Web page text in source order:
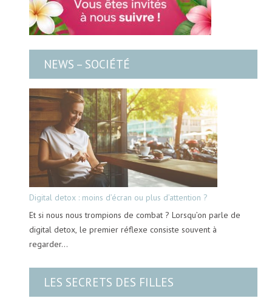
NEWS – SOCIÉTÉ
Digital detox : moins d’écran ou plus d’attention ?
Et si nous nous trompions de combat ? Lorsqu’on parle de
digital detox, le premier réflexe consiste souvent à
regarder…
LES SECRETS DES FILLES